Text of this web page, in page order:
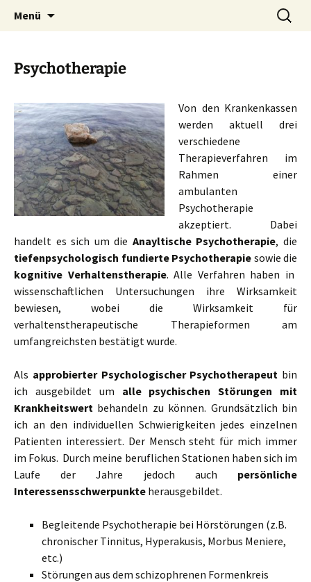
Psychotherapie/
Diplom-Psychologe Heiko
Gießen/Marburg
psychologischer psychotherapeut |
verhaltenstherapie
Menü
Suchen
nach:
Psychotherapie
Von den Krankenkassen
werden aktuell drei
verschiedene
Therapieverfahren im
Rahmen einer
ambulanten
Psychotherapie
akzeptiert. Dabei
handelt es sich um die Anayltische Psychotherapie, die
tiefenpsychologisch fundierte Psychotherapie sowie die
kognitive Verhaltenstherapie. Alle Verfahren haben in
wissenschaftlichen Untersuchungen ihre Wirksamkeit
bewiesen, wobei die Wirksamkeit für
verhaltenstherapeutische Therapieformen am
umfangreichsten bestätigt wurde.
Als approbierter Psychologischer Psychotherapeut bin
ich ausgebildet um alle psychischen Störungen mit
Krankheitswert behandeln zu können. Grundsätzlich bin
ich an den individuellen Schwierigkeiten jedes einzelnen
Patienten interessiert. Der Mensch steht für mich immer
im Fokus. Durch meine beruflichen Stationen haben sich im
Laufe der Jahre jedoch auch persönliche
Interessensschwerpunkte herausgebildet.
Begleitende Psychotherapie bei Hörstörungen (z.B.
chronischer Tinnitus, Hyperakusis, Morbus Meniere,
etc.)
Störungen aus dem schizophrenen Formenkreis